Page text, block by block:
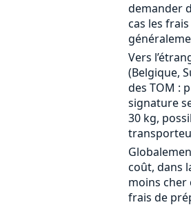
demander
cas les
Vers
(Belgique,
des TOM :
signature
30 kg,
coût, dans
moins cher
frais de